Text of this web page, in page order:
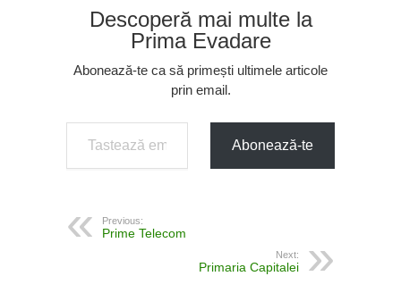
Descoperă mai multe la
Prima Evadare
Abonează-te ca să primești ultimele articole
prin email.
Tastează emailul tău...
Abonează-te
Previous:
Prime Telecom
Next:
Primaria Capitalei